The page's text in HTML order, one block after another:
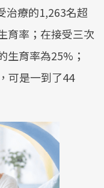
治療的1,263名超
育率；在接受三次
生育率為25%；
可是一到了44